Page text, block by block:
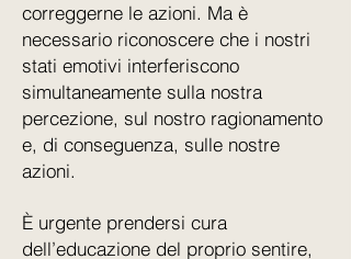
correggerne le azioni. Ma è
necessario riconoscere che i nostri
stati emotivi interferiscono
simultaneamente sulla nostra
percezione, sul nostro ragionamento
e, di conseguenza, sulle nostre
azioni.
È urgente prendersi cura
dell’educazione del proprio sentire,